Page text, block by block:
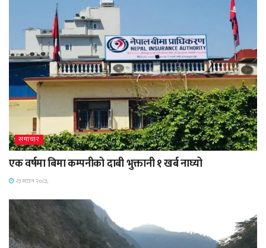
समाचार
एक वर्षमा बिमा कम्पनीको दाबी भुक्तानी १ खर्ब नाघ्यो
२३ साउन २०८३,